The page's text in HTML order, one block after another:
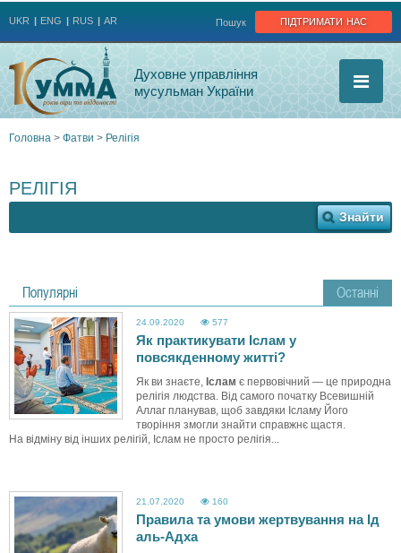
підтримати нас
Пошук
UKR ENG RUS AR
Духовне управління
мусульман України
є
Головна > Фатви > Релігія
РЕЛІГІЯ
Популярні Останні
24.09.2020 577
Як практикувати Іслам у
повсякденному житті?
Як ви знаєте, Іслам є первовічний — це природна
релігія людства. Від самого початку Всевишній
Аллаг планував, щоб завдяки Ісламу Його
творіння змогли знайти справжнє щастя.
На відміну від інших релігій, Іслам не просто релігія...
21.07.2020 160
Правила та умови жертвування на Ід
аль-Адха